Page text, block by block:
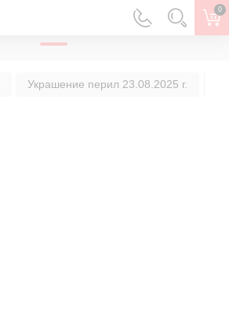
0
Украшение перил 23.08.2025 г.